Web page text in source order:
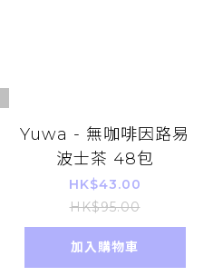
Yuwa - 無咖啡因路易
波士茶 48包
HK$43.00
HK$95.00
加入購物車